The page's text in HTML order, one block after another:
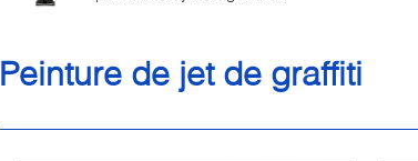
Peinture de jet de graffiti